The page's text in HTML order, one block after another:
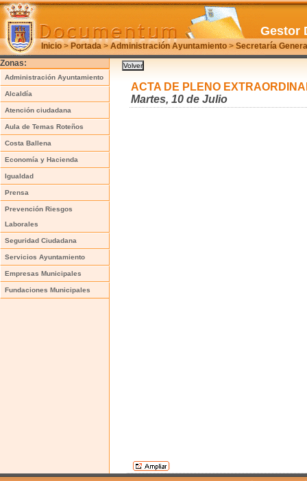
Inicio>Portada>Administración Ayuntamiento>Secretaría
Gestor
Zonas:
Administración Ayuntamiento
Alcaldía
Atención ciudadana
Aula de Temas Roteños
Costa Ballena
Economía y Hacienda
Igualdad
Prensa
Prevención Riesgos
Laborales
Seguridad Ciudadana
Servicios Ayuntamiento
Empresas Municipales
Fundaciones Municipales
ACTA DE PLENO
Martes, 10 de Julio